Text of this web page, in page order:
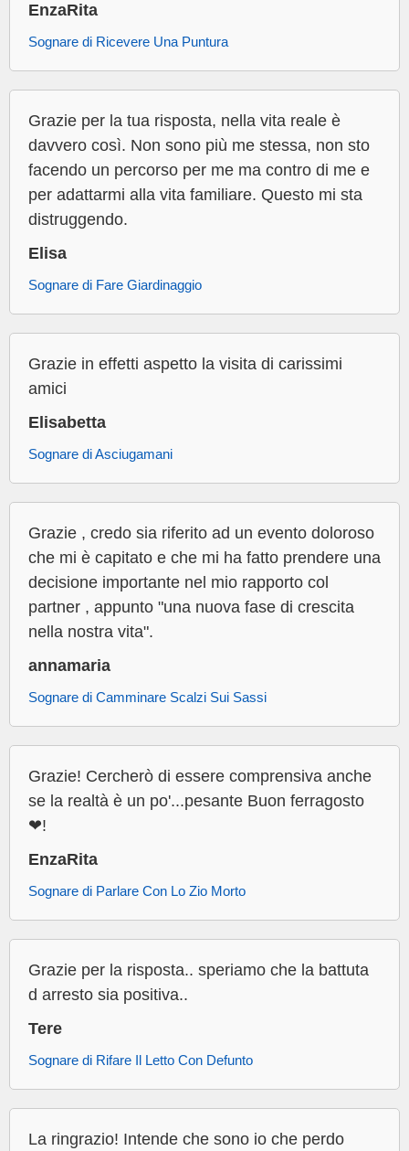
EnzaRita
Sognare di Ricevere Una Puntura
Grazie per la tua risposta, nella vita reale è
davvero così. Non sono più me stessa, non sto
facendo un percorso per me ma contro di me e
per adattarmi alla vita familiare. Questo mi sta
distruggendo.
Elisa
Sognare di Fare Giardinaggio
Grazie in effetti aspetto la visita di carissimi
amici
Elisabetta
Sognare di Asciugamani
Grazie , credo sia riferito ad un evento doloroso
che mi è capitato e che mi ha fatto prendere una
decisione importante nel mio rapporto col
partner , appunto "una nuova fase di crescita
nella nostra vita".
annamaria
Sognare di Camminare Scalzi Sui Sassi
Grazie! Cercherò di essere comprensiva anche
se la realtà è un po'...pesante Buon ferragosto
❤!
EnzaRita
Sognare di Parlare Con Lo Zio Morto
Grazie per la risposta.. speriamo che la battuta
d arresto sia positiva..
Tere
Sognare di Rifare Il Letto Con Defunto
La ringrazio! Intende che sono io che perdo